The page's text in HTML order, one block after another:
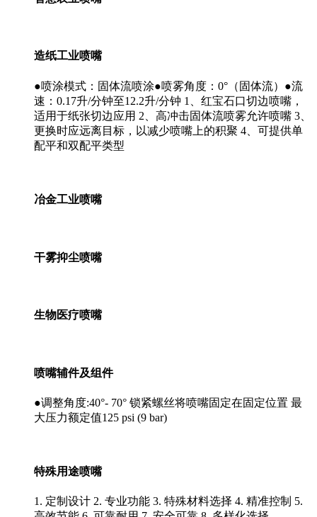
造纸工业喷嘴
●喷涂模式：固体流喷涂●喷雾角度：0°（固体流）●流
速：0.17升/分钟至12.2升/分钟 1、红宝石口切边喷嘴，
适用于纸张切边应用 2、高冲击固体流喷雾允许喷嘴 3、
更换时应远离目标，以减少喷嘴上的积聚 4、可提供单
配平和双配平类型
冶金工业喷嘴
干雾抑尘喷嘴
生物医疗喷嘴
喷嘴辅件及组件
●调整角度:40°- 70° 锁紧螺丝将喷嘴固定在固定位置 最
大压力额定值125 psi (9 bar)
特殊用途喷嘴
1. 定制设计 2. 专业功能 3. 特殊材料选择 4. 精准控制 5.